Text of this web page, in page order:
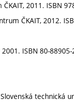
2011. ISBN
ČKAIT, 2012.
ISBN 80-88905-
technická